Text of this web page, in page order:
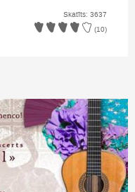
Skatīts: 3637
(10)